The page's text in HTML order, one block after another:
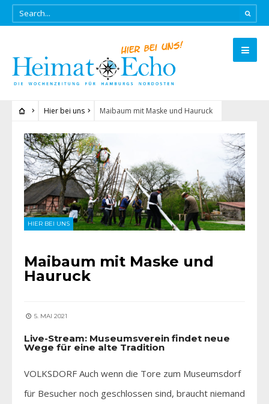
Hier bei uns Maibaum mit Maske und Hauruck
HIER BEI UNS
Maibaum mit Maske und
Hauruck
5. MAI 2021
Live-Stream: Museumsverein findet neue
Wege für eine alte Tradition
VOLKSDORF Auch wenn die Tore zum Museumsdorf
für Besucher noch geschlossen sind, braucht niemand